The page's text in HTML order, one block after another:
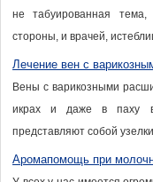
не табуированная
стороны, и врачей,
Лечение вен с
Вены с варикозными
икрах и даже в паху
представляют собой
Аромапомощь при